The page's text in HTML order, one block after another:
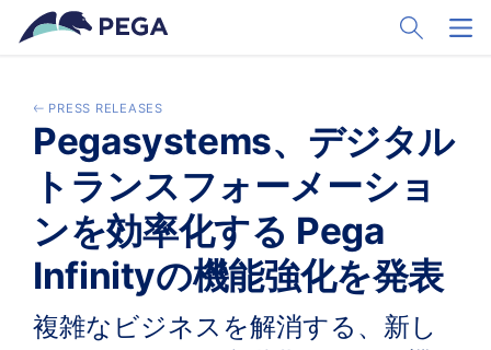
Zum Hauptinhalt wechseln
Toggle
PRESS RELEASES
Pegasystems、デジタル
トランスフォーメーショ
ンを効率化する Pega
Infinityの機能強化を発表
複雑なビジネスを解消する、新し